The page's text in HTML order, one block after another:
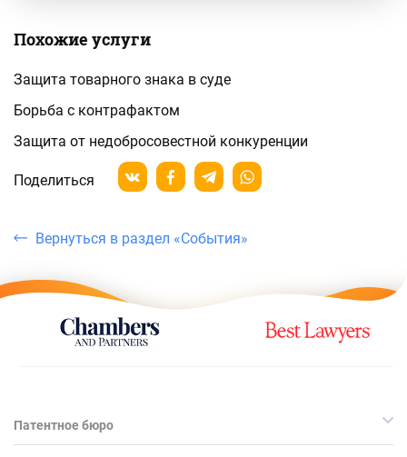
Похожие услуги
Защита товарного знака в суде
Борьба с контрафактом
Защита от недобросовестной конкуренции
Поделиться
Вернуться в раздел «События»
Патентное бюро